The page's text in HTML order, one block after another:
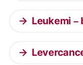
Leukemi –